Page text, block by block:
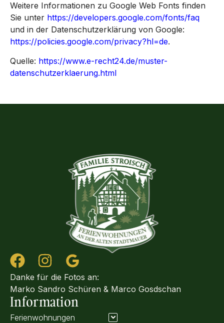
Weitere Informationen zu Google Web Fonts finden
Sie unter https://developers.google.com/fonts/faq
und in der Datenschutzerklärung von Google:
https://policies.google.com/privacy?hl=de.
Quelle: https://www.e-recht24.de/muster-
datenschutzerklaerung.html
Danke für die Fotos an:
Marko Sandro Schüren & Marco Gosdschan
Information
Ferienwohnungen